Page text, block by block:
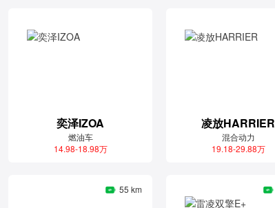
奕泽IZOA
燃油车
14.98-18.98万
凌放HARRIER
混合动力
19.18-29.88万
55 km